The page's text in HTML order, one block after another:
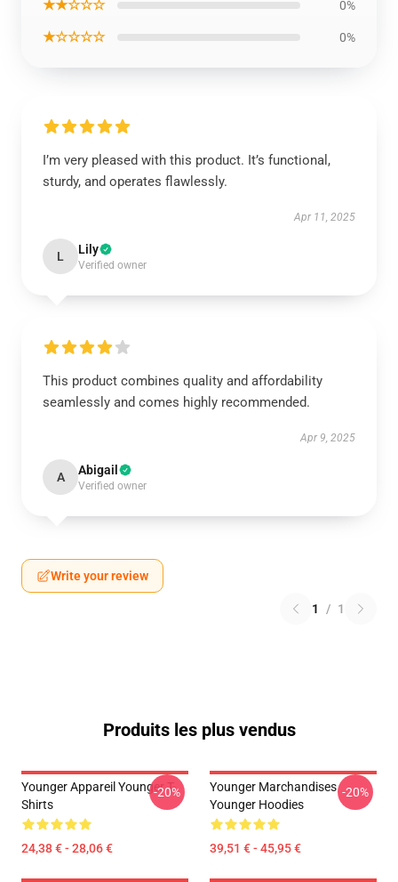
★★☆☆☆ 0%
★☆☆☆☆ 0%
I’m very pleased with this product. It’s functional,
sturdy, and operates flawlessly.
Apr 11, 2025
L Lily
Verified owner
This product combines quality and affordability
seamlessly and comes highly recommended.
Apr 9, 2025
A Abigail
Verified owner
Write your review
1 / 1
Produits les plus vendus
Younger Appareil Younger T-
Shirts
24,38 € - 28,06 €
-20%
Younger Marchandises
Younger Hoodies
39,51 € - 45,95 €
-20%